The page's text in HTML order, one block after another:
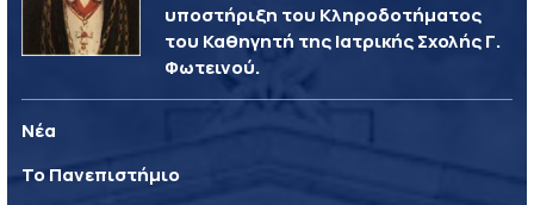
υποστήριξη του Κληροδοτήματος
του Καθηγητή της Ιατρικής Σχολής Γ.
Φωτεινού.
Νέα
Το Πανεπιστήμιο